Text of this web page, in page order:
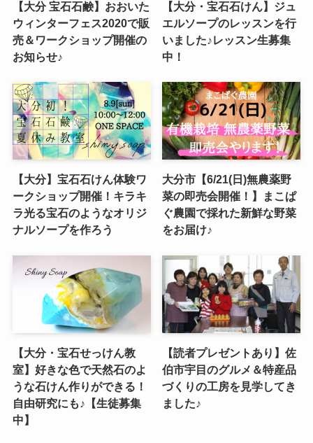
【大分 宝石石鹸】おおいた
ウィンターフェス2020で販
売＆ワークショップ開催の
お知らせ♪
【大分・宝石石けん】ジュ
エルソープのレッスンを行
いました♪レッスン生募集
中！
【大分】宝石石けん体験ワ
ークショップ開催！キラキ
ラ光る宝石のようなオリジ
ナルソープを作ろう
大分市【6/21(日)無農薬野
菜の即売会開催！】まこぱ
ぐ農園で採れた新鮮な野菜
をお届け♪
【大分・宝石せっけん教
室】好きな色で天然石のよ
うな石けん作りができる！
自由研究にも♪【生徒募集
中】
【読者プレゼントあり】佐
伯市宇目のグルメ＆特産品
づくりの工房を見学してき
ました♪